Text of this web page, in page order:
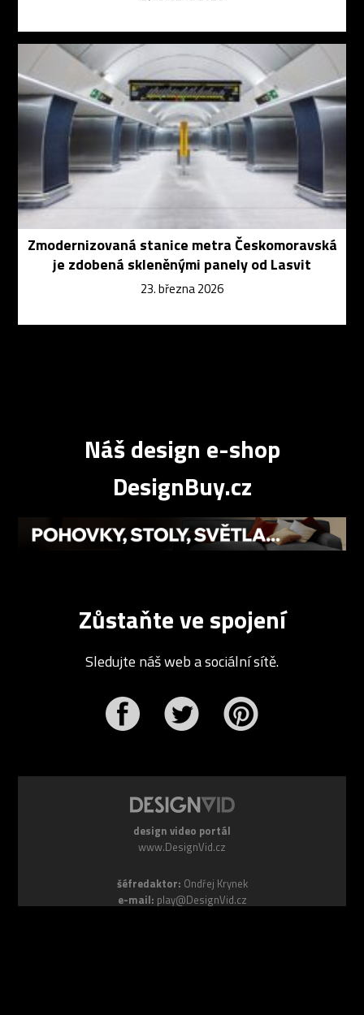
Zmodernizovaná stanice metra Českomoravská
je zdobená skleněnými panely od Lasvit
23. března 2026
Náš design e-shop
DesignBuy.cz
Zůstaňte ve spojení
Sledujte náš web a sociální sítě.
design video portál
www.DesignVid.cz
šéfredaktor: Ondřej Krynek
e-mail: play@DesignVid.cz